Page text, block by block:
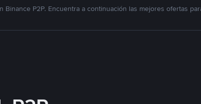
Binance P2P. Encuentra a continuación las mejores ofertas